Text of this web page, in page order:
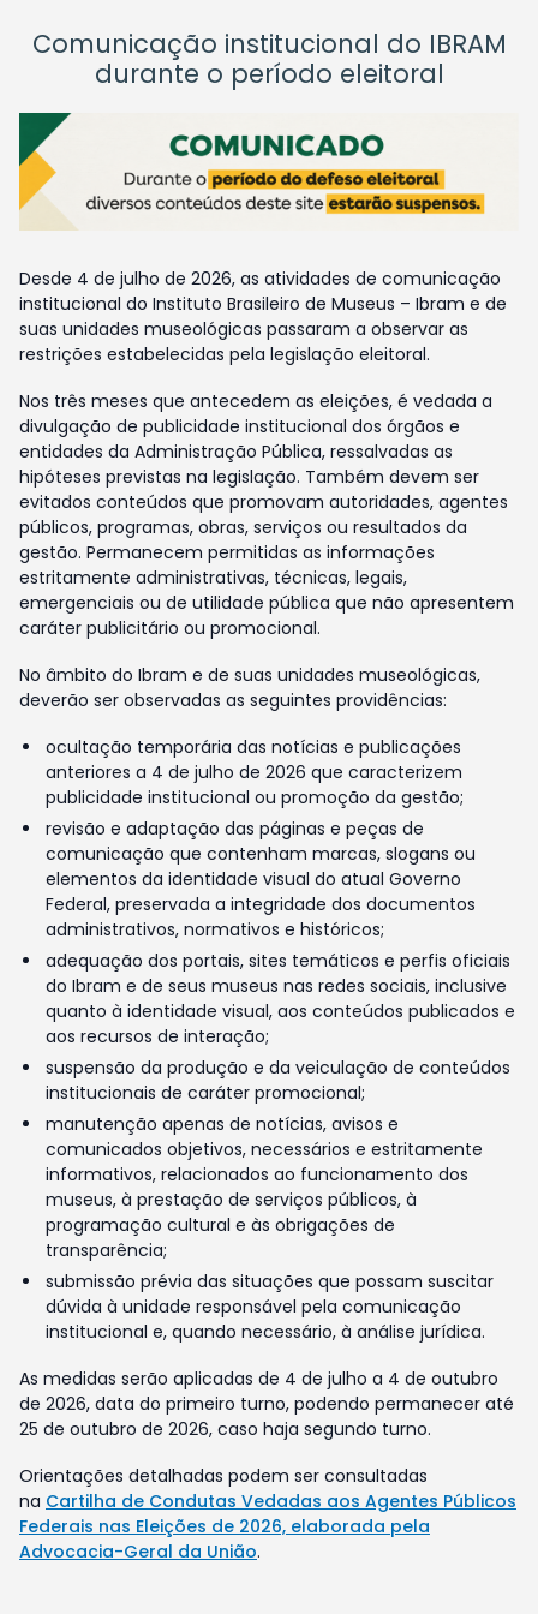
Comunicação institucional do IBRAM
durante o período eleitoral
Desde 4 de julho de 2026, as atividades de comunicação
institucional do Instituto Brasileiro de Museus – Ibram e de
suas unidades museológicas passaram a observar as
restrições estabelecidas pela legislação eleitoral.
Nos três meses que antecedem as eleições, é vedada a
divulgação de publicidade institucional dos órgãos e
entidades da Administração Pública, ressalvadas as
hipóteses previstas na legislação. Também devem ser
evitados conteúdos que promovam autoridades, agentes
públicos, programas, obras, serviços ou resultados da
gestão. Permanecem permitidas as informações
estritamente administrativas, técnicas, legais,
emergenciais ou de utilidade pública que não apresentem
caráter publicitário ou promocional.
No âmbito do Ibram e de suas unidades museológicas,
deverão ser observadas as seguintes providências:
ocultação temporária das notícias e publicações
anteriores a 4 de julho de 2026 que caracterizem
publicidade institucional ou promoção da gestão;
revisão e adaptação das páginas e peças de
comunicação que contenham marcas, slogans ou
elementos da identidade visual do atual Governo
Federal, preservada a integridade dos documentos
administrativos, normativos e históricos;
adequação dos portais, sites temáticos e perfis oficiais
do Ibram e de seus museus nas redes sociais, inclusive
quanto à identidade visual, aos conteúdos publicados e
aos recursos de interação;
suspensão da produção e da veiculação de conteúdos
institucionais de caráter promocional;
manutenção apenas de notícias, avisos e
comunicados objetivos, necessários e estritamente
informativos, relacionados ao funcionamento dos
museus, à prestação de serviços públicos, à
programação cultural e às obrigações de
transparência;
submissão prévia das situações que possam suscitar
dúvida à unidade responsável pela comunicação
institucional e, quando necessário, à análise jurídica.
As medidas serão aplicadas de 4 de julho a 4 de outubro
de 2026, data do primeiro turno, podendo permanecer até
25 de outubro de 2026, caso haja segundo turno.
Orientações detalhadas podem ser consultadas
na Cartilha de Condutas Vedadas aos Agentes Públicos
Federais nas Eleições de 2026, elaborada pela
Advocacia-Geral da União.